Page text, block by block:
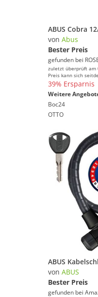
von Abus
Bester Preis
gefunden bei
zuletzt überprüft am
Preis kann sich
39% Ersparnis
Weitere
Boc24
OTTO
von ABUS
Bester Preis
gefunden bei